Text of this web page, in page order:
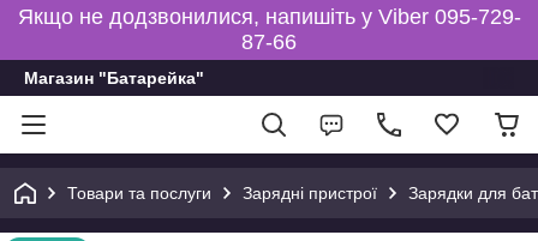
Якщо не додзвонилися, напишіть у Viber 095-729-
87-66
Магазин "Батарейка"
Товари та послуги Зарядні пристрої Зарядки для